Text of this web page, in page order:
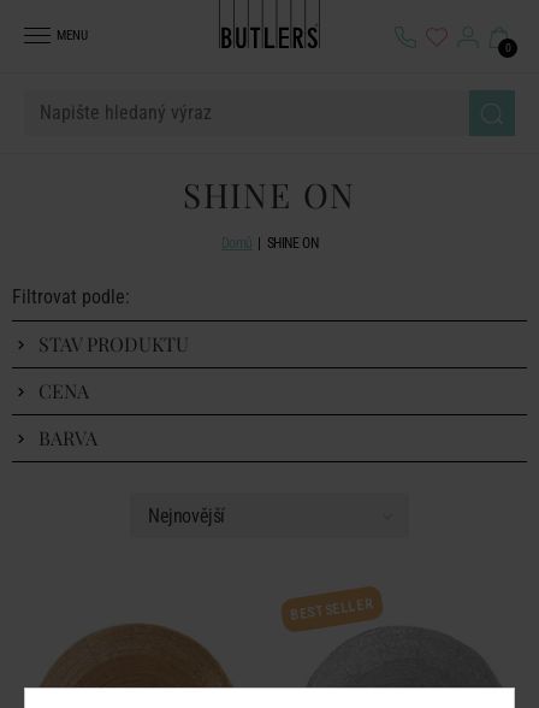
MENU
0
SHINE ON
Domů SHINE ON
Filtrovat podle:
STAV PRODUKTU
CENA
BARVA
BESTSELLER